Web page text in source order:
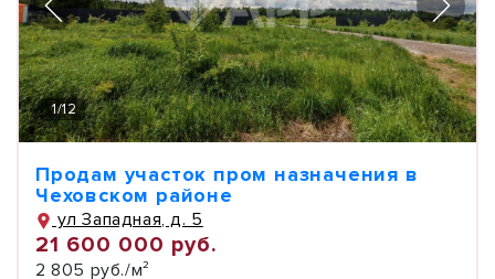
1/12
Продам участок пром назначения в
Чеховском районе
ул Западная, д. 5
21 600 000 руб.
2 805 руб./м²